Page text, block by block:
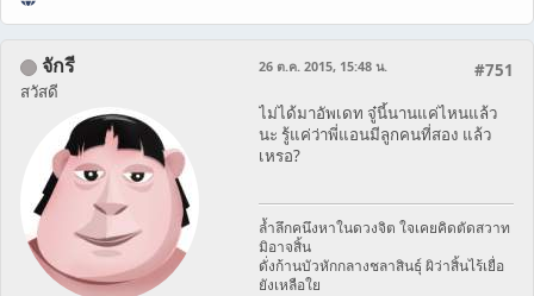
จักรี
สวัสดี
#751
26 ต.ค. 2015, 15:48 น.
ไม่ได้มาอัพเดท จู๋นี้นานแค่ไหนแล้ว
นะ รู้แค่ว่าพี่แอนมีลูกคนที่สอง แล้ว
เหรอ?
ล้ำลึกคนึงหาในดวงจิต ใจเคยคิดตัดสวาท
มิอาจสิ้น
ดั่งก้านบัวหักกลางชลาสินธุ์ ผิว่าสิ้นไร้เยื่อ
ยังเหลือใย